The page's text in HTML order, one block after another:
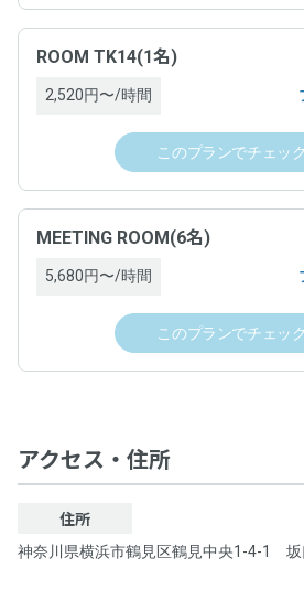
ROOM TK14(1名)
2,520円〜/時間
このプランでチェッ
MEETING ROOM(6名)
5,680円〜/時間
このプランでチェッ
アクセス・住所
住所
神奈川県横浜市鶴見区鶴見中央1-4-1 坂